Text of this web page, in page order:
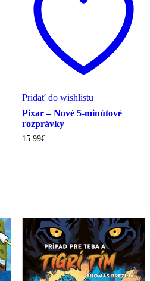
Pridať do wishlistu
Pixar – Nové 5-minútové
rozprávky
15.99€